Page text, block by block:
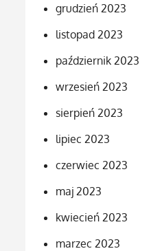
grudzień 2023
listopad 2023
październik 2023
wrzesień 2023
sierpień 2023
lipiec 2023
czerwiec 2023
maj 2023
kwiecień 2023
marzec 2023